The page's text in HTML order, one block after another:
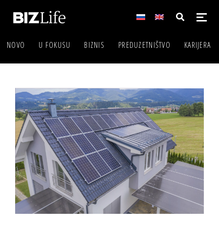
NOVO U FOKUSU BIZNIS PREDUZETNIŠTVO KARIJERA